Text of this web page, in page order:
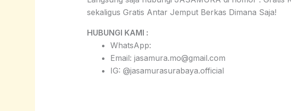
sekaligus Gratis Antar Jemput Berkas Dimana Saja!
HUBUNGI KAMI :
WhatsApp:
Email: jasamura.mo@gmail.com
IG: @jasamurasurabaya.official